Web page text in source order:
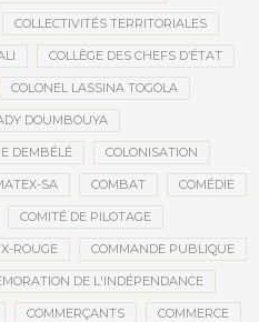
COLLECTIVITÉS TERRITORIALES
COLLÈGE DES CHEFS D’ÉTAT
COLONEL LASSINA TOGOLA
DOUMBOUYA
DEMBÉLÉ COLONISATION
SA COMBAT COMÉDIE
COMITÉ DE PILOTAGE
ROUGE COMMANDE PUBLIQUE
DE L'INDÉPENDANCE
COMMERÇANTS COMMERCE